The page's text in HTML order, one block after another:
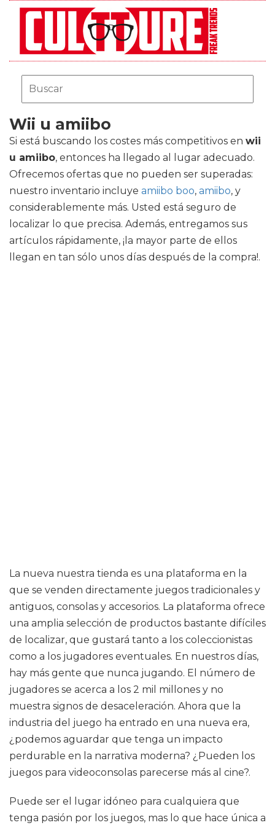
Wii u amiibo
Si está buscando los costes más competitivos en wii
u amiibo, entonces ha llegado al lugar adecuado.
Ofrecemos ofertas que no pueden ser superadas:
nuestro inventario incluye amiibo boo, amiibo, y
considerablemente más. Usted está seguro de
localizar lo que precisa. Además, entregamos sus
artículos rápidamente, ¡la mayor parte de ellos
llegan en tan sólo unos días después de la compra!.
La nueva nuestra tienda es una plataforma en la
que se venden directamente juegos tradicionales y
antiguos, consolas y accesorios. La plataforma ofrece
una amplia selección de productos bastante difíciles
de localizar, que gustará tanto a los coleccionistas
como a los jugadores eventuales. En nuestros días,
hay más gente que nunca jugando. El número de
jugadores se acerca a los 2 mil millones y no
muestra signos de desaceleración. Ahora que la
industria del juego ha entrado en una nueva era,
¿podemos aguardar que tenga un impacto
perdurable en la narrativa moderna? ¿Pueden los
juegos para videoconsolas parecerse más al cine?.
Puede ser el lugar idóneo para cualquiera que
tenga pasión por los juegos, mas lo que hace única a